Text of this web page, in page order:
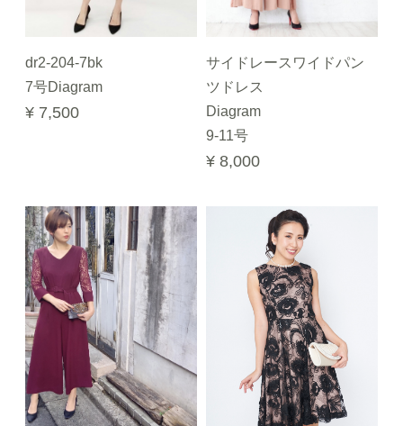
dr2-204-7bk
7号Diagram
¥ 7,500
サイドレースワイドパン
ツドレス
Diagram
9-11号
¥ 8,000